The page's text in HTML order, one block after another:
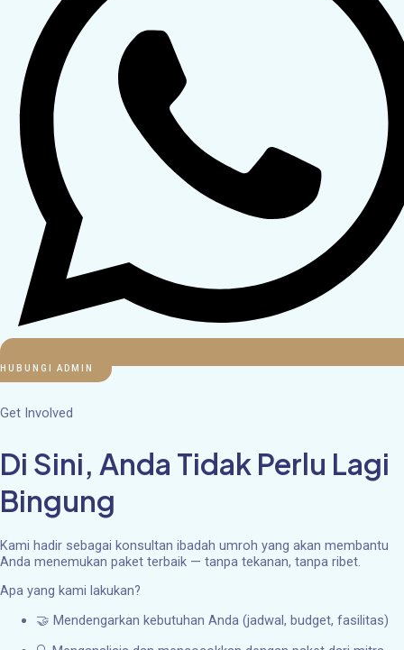
HUBUNGI ADMIN
Get Involved
Di Sini, Anda Tidak Perlu Lagi
Bingung
Kami hadir sebagai konsultan ibadah umroh yang akan membantu
Anda menemukan paket terbaik — tanpa tekanan, tanpa ribet.
Apa yang kami lakukan?
🤝 Mendengarkan kebutuhan Anda (jadwal, budget, fasilitas)